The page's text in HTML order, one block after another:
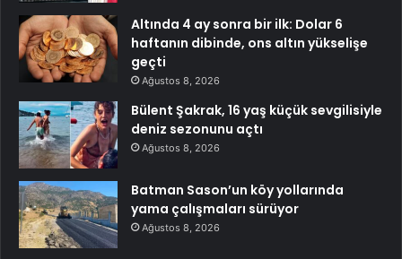
Altında 4 ay sonra bir ilk: Dolar 6
haftanın dibinde, ons altın yükselişe
geçti
Ağustos 8, 2026
Bülent Şakrak, 16 yaş küçük sevgilisiyle
deniz sezonunu açtı
Ağustos 8, 2026
Batman Sason’un köy yollarında
yama çalışmaları sürüyor
Ağustos 8, 2026